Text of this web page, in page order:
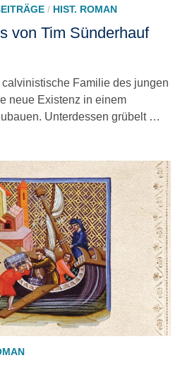
/ HIST. ROMAN
von Tim Sünderhauf
Familie des jungen
neue Existenz in einem
Unterdessen grübelt …